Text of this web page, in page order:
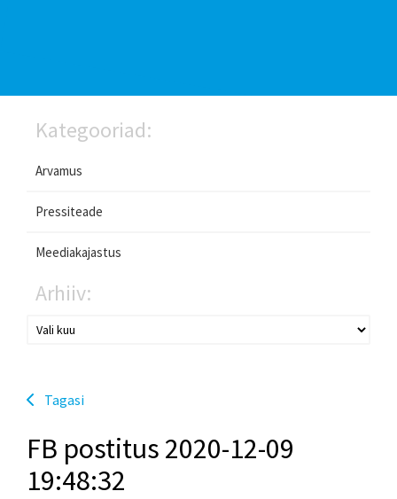
Kategooriad:
Arvamus
Pressiteade
Meediakajastus
Arhiiv:
Tagasi
FB postitus 2020-12-09
19:48:32